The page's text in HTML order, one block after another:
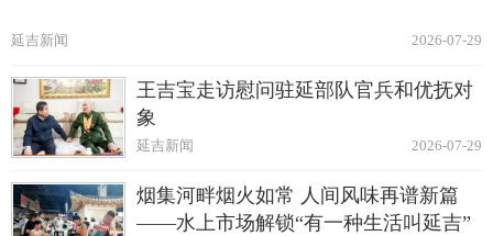
2026-07-29
延吉新闻
王吉宝走访慰问驻延部队官兵和优抚对
象
2026-07-29
延吉新闻
烟集河畔烟火如常 人间风味再谱新篇
——水上市场解锁“有一种生活叫延吉”